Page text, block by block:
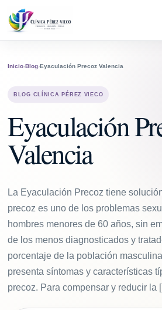
Inicio›Blog›Eyaculación Precoz Valencia
BLOG CLÍNICA PÉREZ VIECO
Eyaculación
Valencia
La Eyaculación Precoz tiene
precoz es uno de los problemas
hombres menores de 60 años, sin
de los menos diagnosticados y
porcentaje de la población
presenta síntomas y características
precoz. Para compensar y reducir la